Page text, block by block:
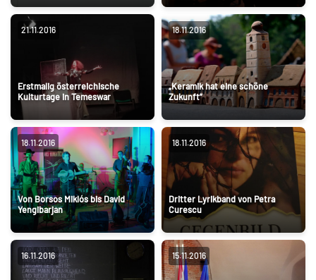
21.11.2016
Erstmalig österreichische
Kulturtage in Temeswar
18.11.2016
„Keramik hat eine schöne
Zukunft”
18.11.2016
Von Borsos Miklós bis David
Yengibarjan
18.11.2016
Dritter Lyrikband von Petra
Curescu
16.11.2016 15.11.2016